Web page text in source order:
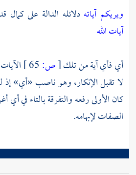
ويريكم آياتهدلائله الدالة على كمال
آيات الله
أي فأي آية من تلك[ص:
لا تقبل الإنكار، وهو ناصب «أي» إذ
كان الأولى رفعه والتفرقة بالتاء في أي
الصفات لإبهامه.